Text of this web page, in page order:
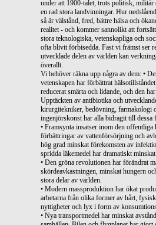
under att 1900-talet, trots politisk, militär
en rad stora landvinningar. Hur
så är välstånd, fred, bättre hälsa och
realitet - och kommer sannolikt att
stora teknologiska, vetenskapliga och
ofta blivit förbisedda. Fast vi främst ser
utvecklade delen av världen kan
överallt.
Vi behöver räkna upp några av dem: •
vetenskapen har förbättrat
reducerat smärta och lidande, och den
Upptäckten av antibiotika och
kirurgitekniker, bedövning, farmakologi
ingenjörskonst har alla bidragit till dessa
• Framsynta insatser inom den offentliga
förbättringar av vattenförsörjning och
hög grad minskat förekomsten av
spridda läkemedel har dramatiskt
• Den gröna revolutionen har förändrat
skördeavkastningen, minskat hungern
stora delar av världen.
• Modern massproduktion har ökat
arbetarna från olika former av hårt,
nyttigheter och lyx i form av
• Nya transportmedel har minskat